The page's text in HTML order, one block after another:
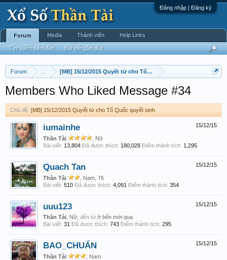
Đăng nhập | Đăng ký
Forum [MB] 15/12/2015 Quyết tử cho Tổ Quốc quyết sinh
Members Who Liked Message #34
Chủ đề: [MB] 15/12/2015 Quyết tử cho Tổ Quốc quyết sinh
15/12/15
iumainhe
Thần Tài
, Nữ
Bài viết: 13,804 Đã được thích: 180,028 Điểm thành tích: 1,295
15/12/15
Quach Tan
Thần Tài
, Nam, 76
Bài viết: 510 Đã được thích: 4,091 Điểm thành tích: 354
15/12/15
uuu123
Thần Tài , Nữ, đến từ ở bển mới qua
Bài viết: 31 Đã được thích: 743 Điểm thành tích: 295
15/12/15
BAO_CHUẨN
Thần Tài
, Nam
Forum
Tìm kiếm diễn đàn Bài viết gần đây
Media Thành viên Help Links